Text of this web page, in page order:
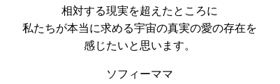
相対する現実を超えたところに
私たちが本当に求める宇宙の真実の愛の存在を
感じたいと思います。
ソフィーママ